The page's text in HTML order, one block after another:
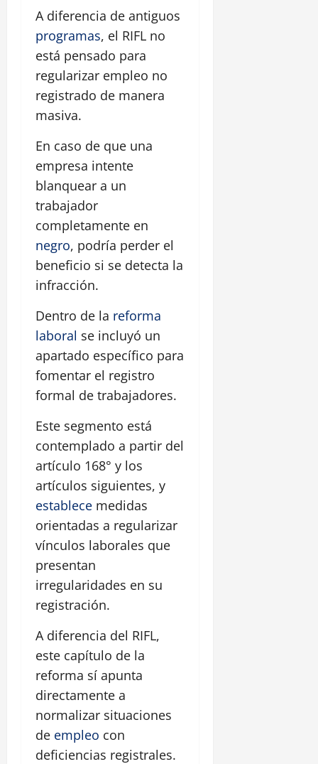
A diferencia de antiguos
programas, el RIFL no
está pensado para
regularizar empleo no
registrado de manera
masiva.
En caso de que una
empresa intente
blanquear a un
trabajador
completamente en
negro, podría perder el
beneficio si se detecta la
infracción.
Dentro de la reforma
laboral se incluyó un
apartado específico para
fomentar el registro
formal de trabajadores.
Este segmento está
contemplado a partir del
artículo 168° y los
artículos siguientes, y
establece medidas
orientadas a regularizar
vínculos laborales que
presentan
irregularidades en su
registración.
A diferencia del RIFL,
este capítulo de la
reforma sí apunta
directamente a
normalizar situaciones
de empleo con
deficiencias registrales.